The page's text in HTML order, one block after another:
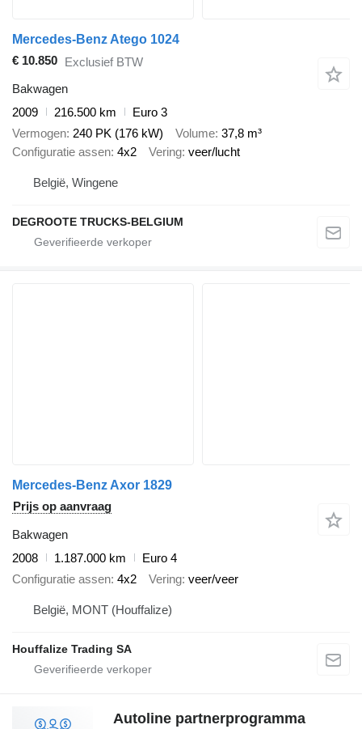
Mercedes-Benz Atego 1024
€ 10.850 Exclusief BTW
Bakwagen
2009
216.500 km
Euro 3
Vermogen 240 PK (176 kW) Volume 37,8 m³
Configuratie assen 4x2 Vering veer/lucht
België, Wingene
DEGROOTE TRUCKS-BELGIUM
Mercedes-Benz Axor 1829
Prijs op aanvraag
Bakwagen
2008
1.187.000 km
Euro 4
Configuratie assen 4x2 Vering veer/veer
België, MONT (Houffalize)
Houffalize Trading SA
Autoline partnerprogramma